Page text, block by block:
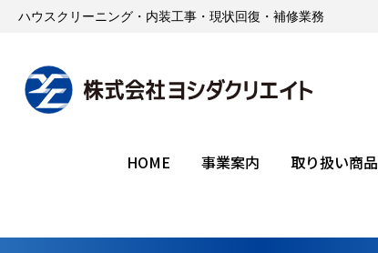
ハウスクリーニング・内装工事・現状回復・補修業務
HOME 事業案内 取り扱い商品